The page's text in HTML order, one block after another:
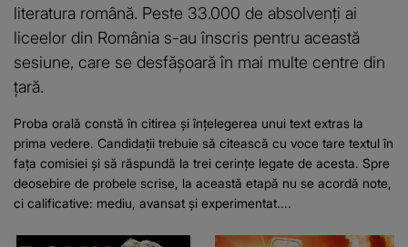
literatura română. Peste 33.000 de absolvenți ai
liceelor din România s-au înscris pentru această
sesiune, care se desfășoară în mai multe centre din
țară.
Proba orală constă în citirea și înțelegerea unui text extras la
prima vedere. Candidații trebuie să citească cu voce tare textul în
fața comisiei și să răspundă la trei cerințe legate de acesta. Spre
deosebire de probele scrise, la această etapă nu se acordă note,
ci calificative: mediu, avansat și experimentat....